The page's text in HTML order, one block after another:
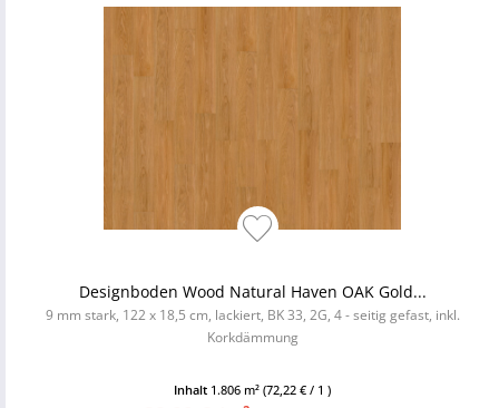
Designboden Wood Natural Haven OAK Gold...
9 mm stark, 122 x 18,5 cm, lackiert, BK 33, 2G, 4 - seitig gefast, inkl.
Korkdämmung
Inhalt 1.806 m² (72,22 € / 1 )